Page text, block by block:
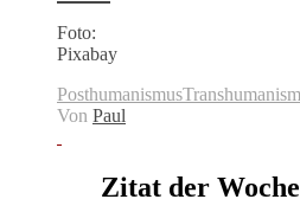
Foto:
Pixabay
Posthumanismus
Von Paul
Zitat der Woche